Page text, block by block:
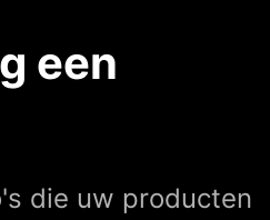
een
die uw producten